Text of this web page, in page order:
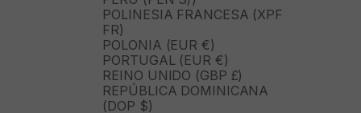
POLINESIA FRANCESA (XPF
FR)
POLONIA (EUR €)
PORTUGAL (EUR €)
REINO UNIDO (GBP £)
REPÚBLICA DOMINICANA
(DOP $)